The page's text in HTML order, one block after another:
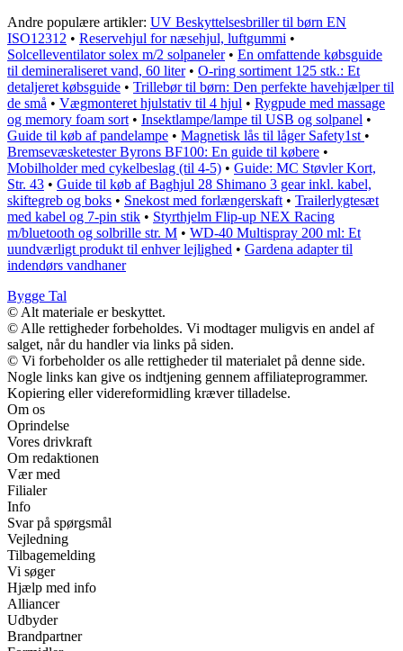
Andre populære artikler: UV Beskyttelsesbriller til børn EN
ISO12312 • Reservehjul for næsehjul, luftgummi •
Solcelleventilator solex m/2 solpaneler• En omfattende købsguide
til demineraliseret vand, 60 liter• O-ring sortiment 125 stk.: Et
detaljeret købsguide • Trillebør til børn: Den perfekte havehjælper til
de små • Vægmonteret hjulstativ til 4 hjul • Rygpude med massage
og memory foam sort • Insektlampe/lampe til USB og solpanel •
Guide til køb af pandelampe • Magnetisk lås til låger Safety1st •
Bremsevæsketester Byrons BF100: En guide til købere •
Mobilholder med cykelbeslag (til 4-5) • Guide: MC Støvler Kort,
Str. 43 • Guide til køb af Baghjul 28 Shimano 3 gear inkl. kabel,
skiftegreb og boks • Snekost med forlængerskaft • Trailerlygtesæt
med kabel og 7-pin stik • Styrthjelm Flip-up NEX Racing
m/bluetooth og solbrille str. M • WD-40 Multispray 200 ml: Et
uundværligt produkt til enhver lejlighed • Gardena adapter til
indendørs vandhaner
Bygge Tal
© Alt materiale er beskyttet.
© Alle rettigheder forbeholdes. Vi modtager muligvis en andel af
salget, når du handler via links på siden.
© Vi forbeholder os alle rettigheder til materialet på denne side.
Nogle links kan give os indtjening gennem affiliateprogrammer.
Kopiering eller videreformidling kræver tilladelse.
Om os
Oprindelse
Vores drivkraft
Om redaktionen
Vær med
Filialer
Info
Svar på spørgsmål
Vejledning
Tilbagemelding
Vi søger
Hjælp med info
Alliancer
Udbyder
Brandpartner